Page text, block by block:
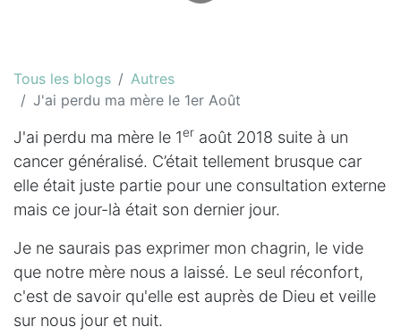
Tous les blogs
Autres
J'ai perdu ma mère le 1er Août
J'ai perdu ma mère le 1er août 2018 suite à un
cancer généralisé. C’était tellement brusque car
elle était juste partie pour une consultation externe
mais ce jour-là était son dernier jour.
Je ne saurais pas exprimer mon chagrin, le vide
que notre mère nous a laissé. Le seul réconfort,
c'est de savoir qu'elle est auprès de Dieu et veille
sur nous jour et nuit.